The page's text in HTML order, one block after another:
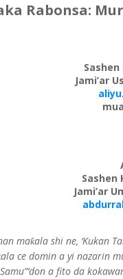
Rabonsa:
Jami’ar
Sashen
Jami’ar
maƙala shi ne, ‘Kukan
ala ce domin a yi nazarin
a fito da